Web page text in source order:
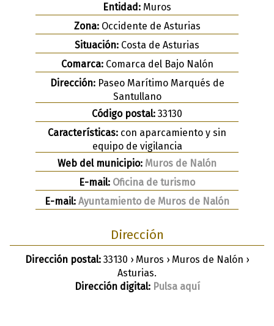
Entidad: Muros
Zona:Occidente de Asturias
Situación: Costa de Asturias
Comarca:Comarca del Bajo Nalón
Dirección:Paseo Marítimo Marqués de
Santullano
Código postal: 33130
Características: con aparcamiento y sin
equipo de vigilancia
Web del municipio: Muros de Nalón
E-mail: Oficina de turismo
E-mail: Ayuntamiento de Muros de Nalón
Dirección
Dirección postal: 33130 › Muros › Muros de Nalón ›
Asturias.
Dirección digital: Pulsa aquí